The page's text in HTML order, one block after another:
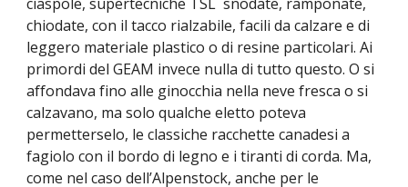
chiodate, con il tacco rialzabile, facili da calzare e di
leggero materiale plastico o di resine particolari. Ai
primordi del GEAM invece nulla di tutto questo. O si
affondava fino alle ginocchia nella neve fresca o si
calzavano, ma solo qualche eletto poteva
permetterselo, le classiche racchette canadesi a
fagiolo con il bordo di legno e i tiranti di corda. Ma,
come nel caso dell’Alpenstock, anche per le